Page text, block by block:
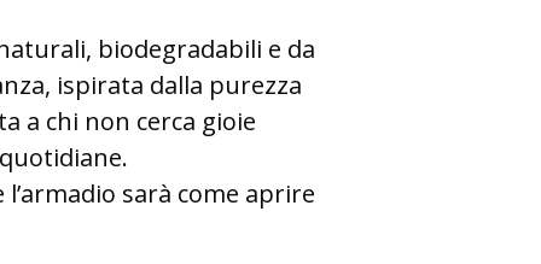
biodegradabili e da
ispirata dalla purezza
a chi non cerca gioie
sarà come aprire